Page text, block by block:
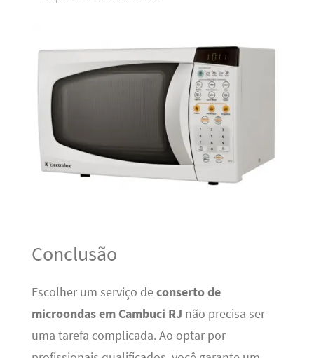
Conclusão
Escolher um serviço deconserto de
microondas em Cambuci RJ não precisa ser
uma tarefa complicada. Ao optar por